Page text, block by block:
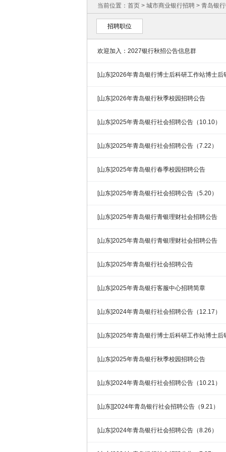
当前位置： 首页 > 城市商业银行招聘 > 青岛银
招聘职位
欢迎加入：2027银行秋招公告信息群
[山东]2026年青岛银行博士后科研工作站博士后
[山东]2026年青岛银行秋季校园招聘公告
[山东]2025年青岛银行社会招聘公告（10.10）
[山东]2025年青岛银行社会招聘公告（7.22）
[山东]2025年青岛银行春季校园招聘公告
[山东]2025年青岛银行社会招聘公告（5.20）
[山东]2025年青岛银行青银理财社会招聘公告
[山东]2025年青岛银行青银理财社会招聘公告
[山东]2025年青岛银行社会招聘公告
[山东]2025年青岛银行客服中心招聘简章
[山东]2024年青岛银行社会招聘公告（12.17）
[山东]2025年青岛银行博士后科研工作站博士后
[山东]2025年青岛银行秋季校园招聘公告
[山东]2024年青岛银行社会招聘公告（10.21）
[山东]]2024年青岛银行社会招聘公告（9.21）
[山东]2024年青岛银行社会招聘公告（8.26）